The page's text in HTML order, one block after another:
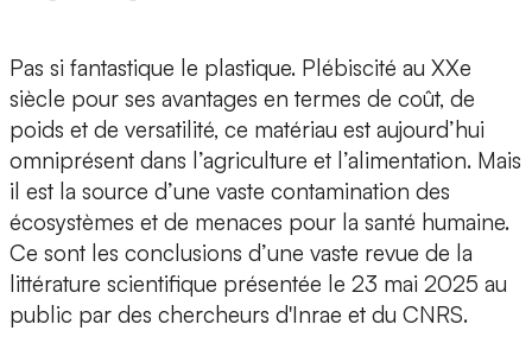
Pas si fantastique le plastique. Plébiscité au XXe
siècle pour ses avantages en termes de coût, de
poids et de versatilité, ce matériau est aujourd’hui
omniprésent dans l’agriculture et l’alimentation. Mais
il est la source d’une vaste contamination des
écosystèmes et de menaces pour la santé humaine.
Ce sont les conclusions d’une vaste revue de la
littérature scientifique présentée le 23 mai 2025 au
public par des chercheurs d'Inrae et du CNRS.